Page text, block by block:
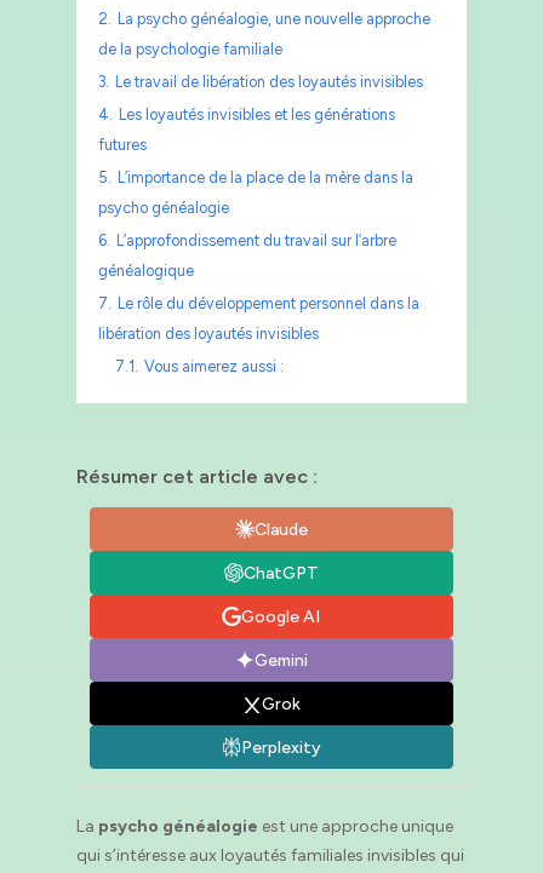
2. La psycho généalogie, une nouvelle approche
de la psychologie familiale
3. Le travail de libération des loyautés invisibles
4. Les loyautés invisibles et les générations
futures
5. L’importance de la place de la mère dans la
psycho généalogie
6. L’approfondissement du travail sur l’arbre
généalogique
7. Le rôle du développement personnel dans la
libération des loyautés invisibles
7.1. Vous aimerez aussi :
Résumer cet article avec :
Claude
ChatGPT
Google AI
Gemini
Grok
Perplexity
La psycho généalogie est une approche unique
qui s’intéresse aux loyautés familiales invisibles qui